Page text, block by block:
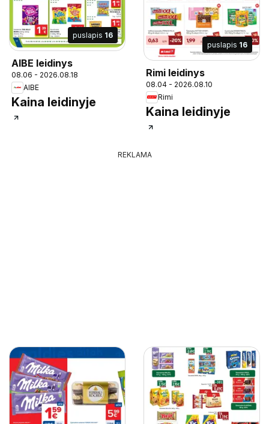
puslapis 16
AIBE leidinys
08.06 - 2026.08.18
AIBE
Kaina leidinyje
puslapis 16
Rimi leidinys
08.04 - 2026.08.10
Rimi
Kaina leidinyje
REKLAMA